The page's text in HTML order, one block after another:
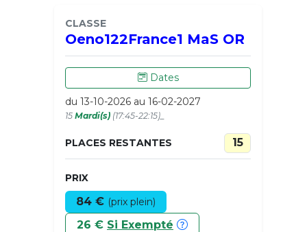
CLASSE
Oeno122France1 MaS OR
Dates
du 13-10-2026 au 16-02-2027
15 Mardi(s) (17:45-22:15)_
PLACES RESTANTES 15
PRIX
84 € (prix plein)
26 € Si Exempté